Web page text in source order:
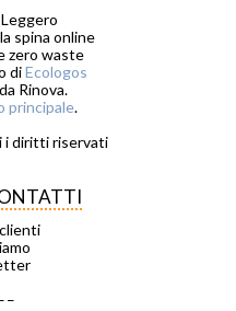
spina online
zero waste
diEcologos
Rinova.
principale.
diritti riservati